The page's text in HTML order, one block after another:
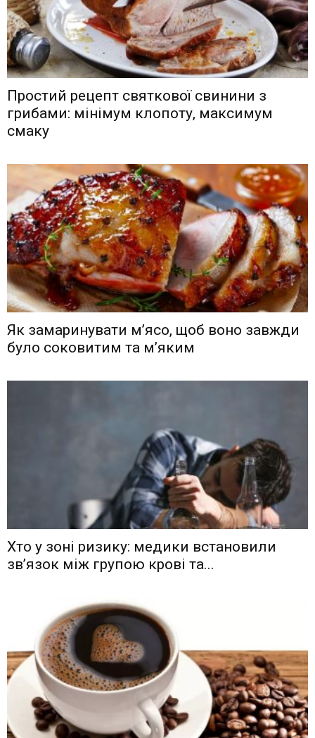
Простий рецепт святкової свинини з
грибами: мінімум клопоту, максимум
смаку
Як замаринувати м’ясо, щоб воно завжди
було соковитим та м’яким
Хто у зоні ризику: медики встановили
зв’язок між групою крові та...